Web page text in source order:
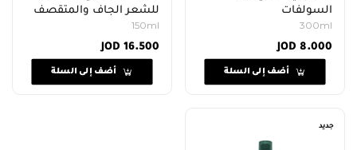
السولفات
300ml
JOD 8.000
للشعر الجاف والمتقصف
150ml
JOD 16.500
جديد